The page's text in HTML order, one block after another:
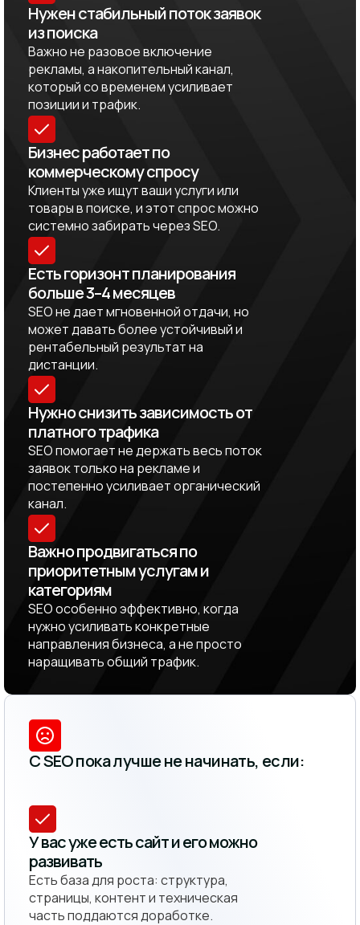
Нужен стабильный поток заявок
из поиска
Важно не разовое включение
рекламы, а накопительный канал,
который со временем усиливает
позиции и трафик.
Бизнес работает по
коммерческому спросу
Клиенты уже ищут ваши услуги или
товары в поиске, и этот спрос можно
системно забирать через SEO.
Есть горизонт планирования
больше 3–4 месяцев
SEO не дает мгновенной отдачи, но
может давать более устойчивый и
рентабельный результат на
дистанции.
Нужно снизить зависимость от
платного трафика
SEO помогает не держать весь поток
заявок только на рекламе и
постепенно усиливает органический
канал.
Важно продвигаться по
приоритетным услугам и
категориям
SEO особенно эффективно, когда
нужно усиливать конкретные
направления бизнеса, а не просто
наращивать общий трафик.
С SEO пока лучше не начинать, если:
У вас уже есть сайт и его можно
развивать
Есть база для роста: структура,
страницы, контент и техническая
часть поддаются доработке.